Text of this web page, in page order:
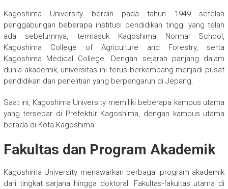
Kagoshima University berdiri pada tahun 1949 setelah
penggabungan beberapa institusi pendidikan tinggi yang telah
ada sebelumnya, termasuk Kagoshima Normal School,
Kagoshima College of Agriculture and Forestry, serta
Kagoshima Medical College. Dengan sejarah panjang dalam
dunia akademik, universitas ini terus berkembang menjadi pusat
pendidikan dan penelitian yang berpengaruh di Jepang.
Saat ini, Kagoshima University memiliki beberapa kampus utama
yang tersebar di Prefektur Kagoshima, dengan kampus utama
berada di Kota Kagoshima.
Fakultas dan Program Akademik
Kagoshima University menawarkan berbagai program akademik
dari tingkat sarjana hingga doktoral. Fakultas-fakultas utama di